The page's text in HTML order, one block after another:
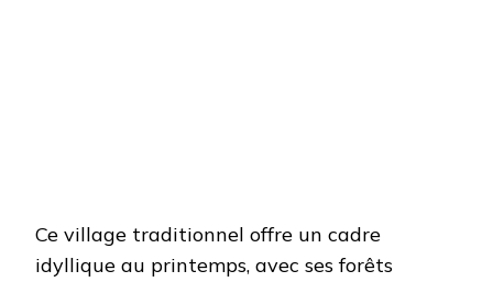
Ce village traditionnel offre un cadre
idyllique au printemps, avec ses forêts